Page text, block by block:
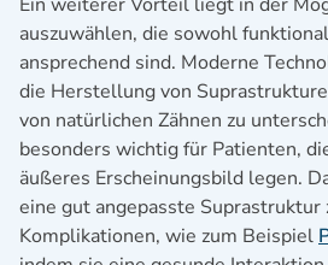
auszuwählen, die sowohl
ansprechend sind. Moderne
die Herstellung von
von natürlichen Zähnen zu
besonders wichtig für Patienten,
äußeres Erscheinungsbild legen.
eine gut angepasste Suprastruktur
Komplikationen, wie zum Beispiel